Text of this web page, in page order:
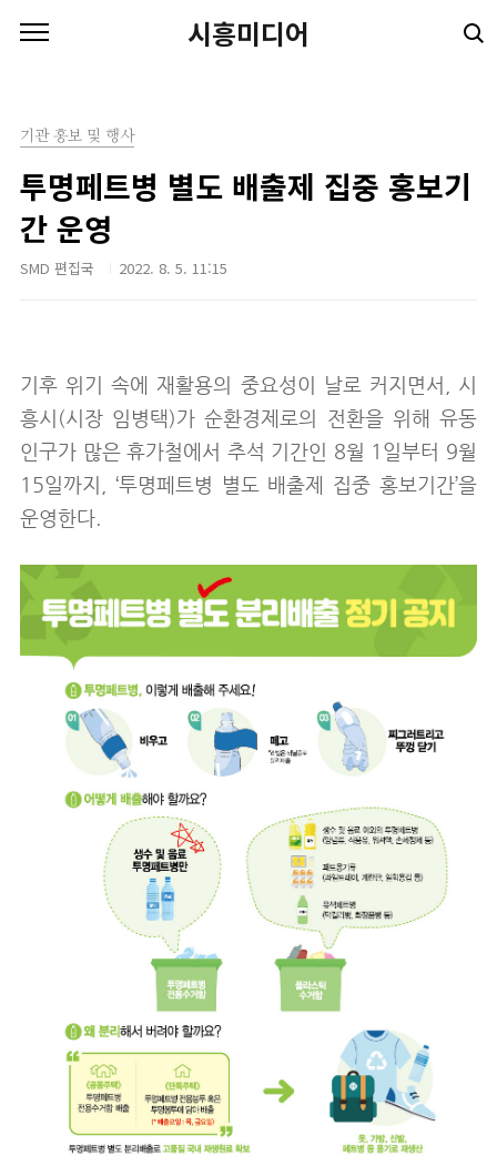
시흥미디어
기관 홍보 및 행사
투명페트병 별도 배출제 집중 홍보기
간 운영
SMD 편집국 2022. 8. 5. 11:15
기후 위기 속에 재활용의 중요성이 날로 커지면서, 시
흥시(시장 임병택)가 순환경제로의 전환을 위해 유동
인구가 많은 휴가철에서 추석 기간인 8월 1일부터 9월
15일까지, ‘투명페트병 별도 배출제 집중 홍보기간’을
운영한다.